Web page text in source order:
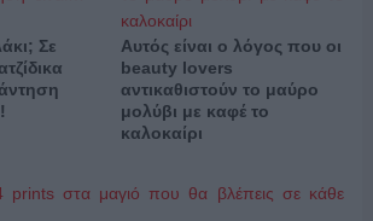
Σε
Αυτός είναι ο λόγος που οι
beauty lovers
αντικαθιστούν το μαύρο
μολύβι με καφέ το
καλοκαίρι